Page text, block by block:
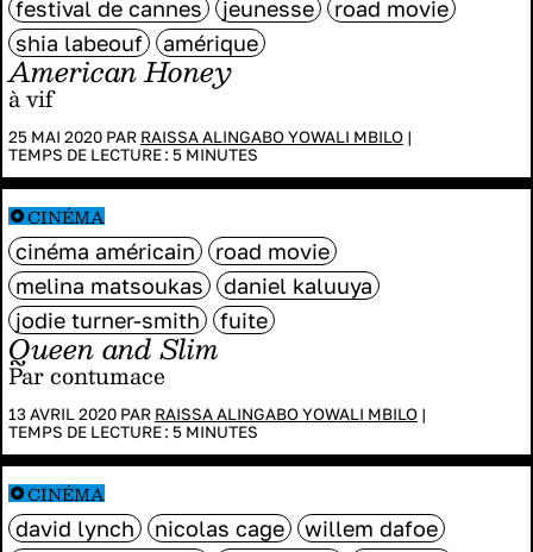
American Honey
à vif
25 MAI 2020 PAR RAISSA ALINGABO YOWALI MBILO |
TEMPS DE LECTURE : 5 MINUTES
festival de cannes jeunesse
road movie
shia labeouf
amérique
Queen and Slim
Par contumace
13 AVRIL 2020 PAR RAISSA ALINGABO YOWALI MBILO |
TEMPS DE LECTURE : 5 MINUTES
cinéma américain
road movie
melina matsoukas
daniel kaluuya
jodie turner-smith
fuite
CINÉMA
david lynch nicolas cage
willem dafoe
CINÉMA